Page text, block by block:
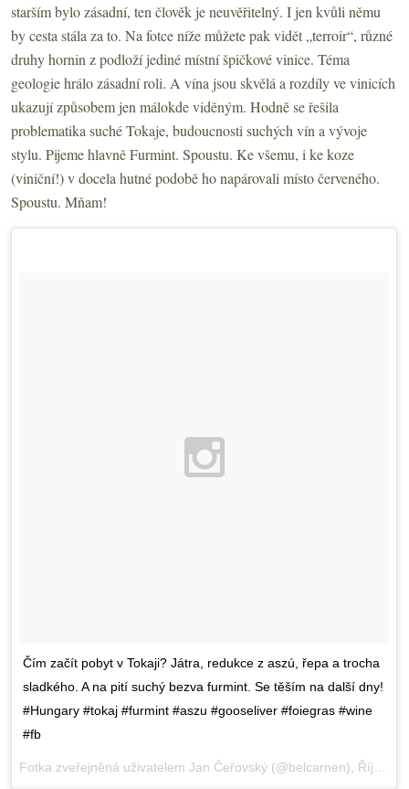
starším bylo zásadní, ten člověk je neuvěřitelný. I jen kvůli němu
by cesta stála za to. Na fotce níže můžete pak vidět „terroir“, různé
druhy hornin z podloží jediné místní špičkové vinice. Téma
geologie hrálo zásadní roli. A vína jsou skvělá a rozdíly ve vinicích
ukazují způsobem jen málokde viděným. Hodně se řešila
problematika suché Tokaje, budoucnosti suchých vín a vývoje
stylu. Pijeme hlavně Furmint. Spoustu. Ke všemu, i ke koze
(viniční!) v docela hutné podobě ho napárovali místo červeného.
Spoustu. Mňam!
Čím začít pobyt v Tokaji? Játra, redukce z aszú, řepa a trocha
sladkého. A na pití suchý bezva furmint. Se těším na další dny!
#Hungary #tokaj #furmint #aszu #gooseliver #foiegras #wine
#fb
Fotka zveřejněná uživatelem Jan Čeřovský (@belcarnen), Říj 28, 2015 v 1:21 PDT